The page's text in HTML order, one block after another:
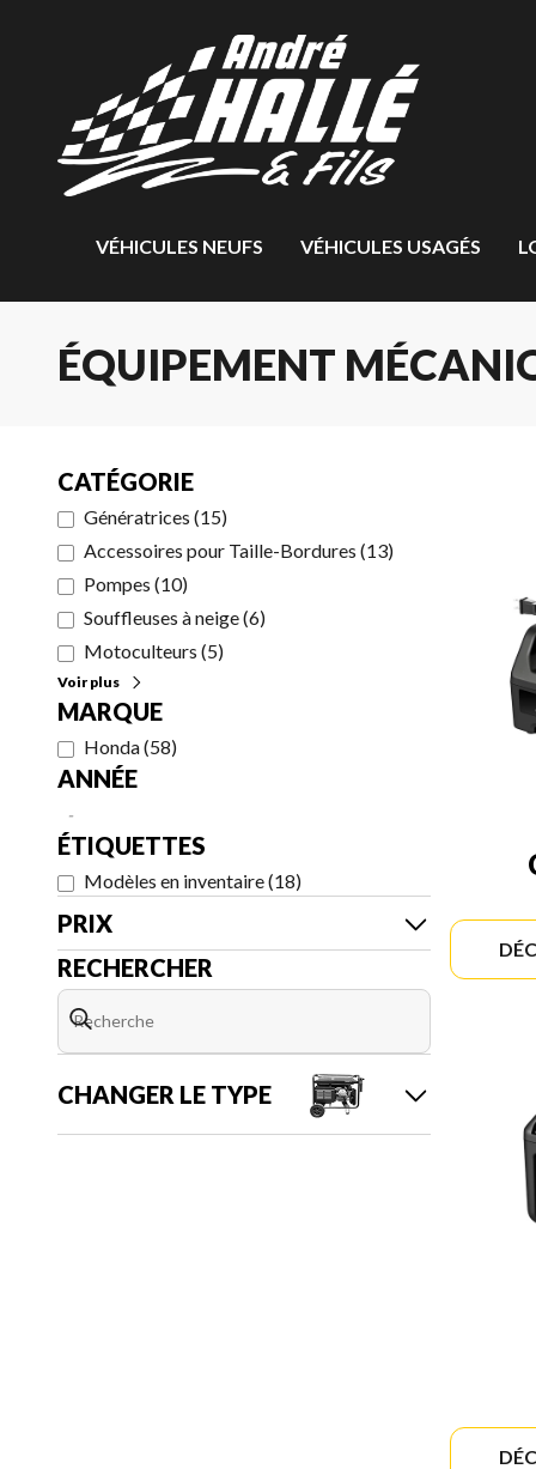
VÉHICULES NEUFS VÉHICULES USAGÉS
ÉQUIPEMENT
CATÉGORIE
Génératrices (15)
Accessoires pour Taille-Bordures (13)
Pompes (10)
Souffleuses à neige(6)
Motoculteurs (5)
Voir plus
MARQUE
Honda(58)
ANNÉE
-
ÉTIQUETTES
Modèles en inventaire(18)
PRIX
RECHERCHER
CHANGER LE TYPE